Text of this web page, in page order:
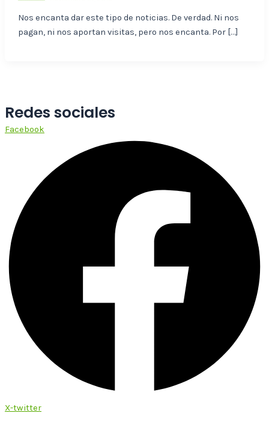
Nos encanta dar este tipo de noticias. De verdad. Ni nos
pagan, ni nos aportan visitas, pero nos encanta. Por […]
Redes sociales
Facebook
X-twitter